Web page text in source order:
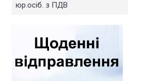
юр.осіб. з ПДВ